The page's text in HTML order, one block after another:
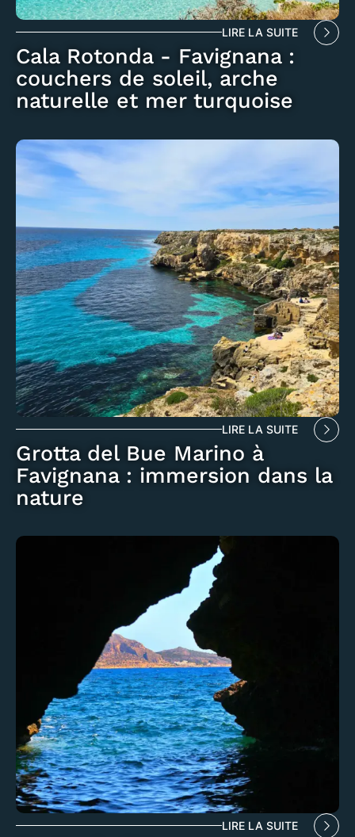
LIRE LA SUITE
Cala Rotonda - Favignana :
couchers de soleil, arche
naturelle et mer turquoise
LIRE LA SUITE
Grotta del Bue Marino à
Favignana : immersion dans la
nature
LIRE LA SUITE